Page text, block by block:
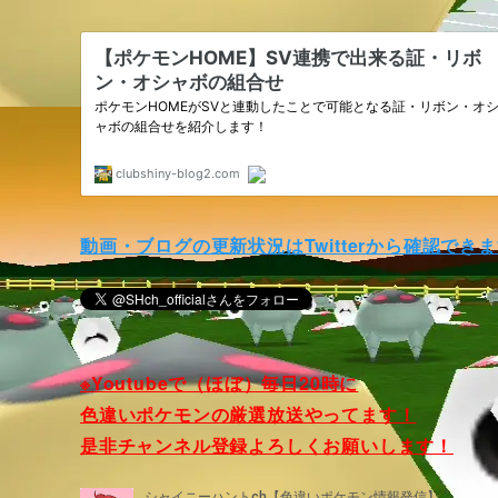
動画・ブログの更新状況はTwitterから確認でき
※Youtubeで（ほぼ）毎日20時に
色違いポケモンの厳選放送やってます！
是非チャンネル登録よろしくお願いします！